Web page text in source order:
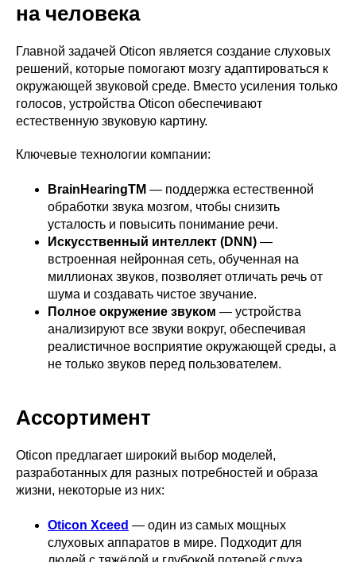
на человека
Главной задачей Oticon является создание слуховых
решений, которые помогают мозгу адаптироваться к
окружающей звуковой среде. Вместо усиления только
голосов, устройства Oticon обеспечивают
естественную звуковую картину.
Ключевые технологии компании:
BrainHearingTM — поддержка естественной
обработки звука мозгом, чтобы снизить
усталость и повысить понимание речи.
Искусственный интеллект (DNN) —
встроенная нейронная сеть, обученная на
миллионах звуков, позволяет отличать речь от
шума и создавать чистое звучание.
Полное окружение звуком — устройства
анализируют все звуки вокруг, обеспечивая
реалистичное восприятие окружающей среды, а
не только звуков перед пользователем.
Ассортимент
Oticon предлагает широкий выбор моделей,
разработанных для разных потребностей и образа
жизни, некоторые из них:
Oticon Xceed — один из самых мощных
слуховых аппаратов в мире. Подходит для